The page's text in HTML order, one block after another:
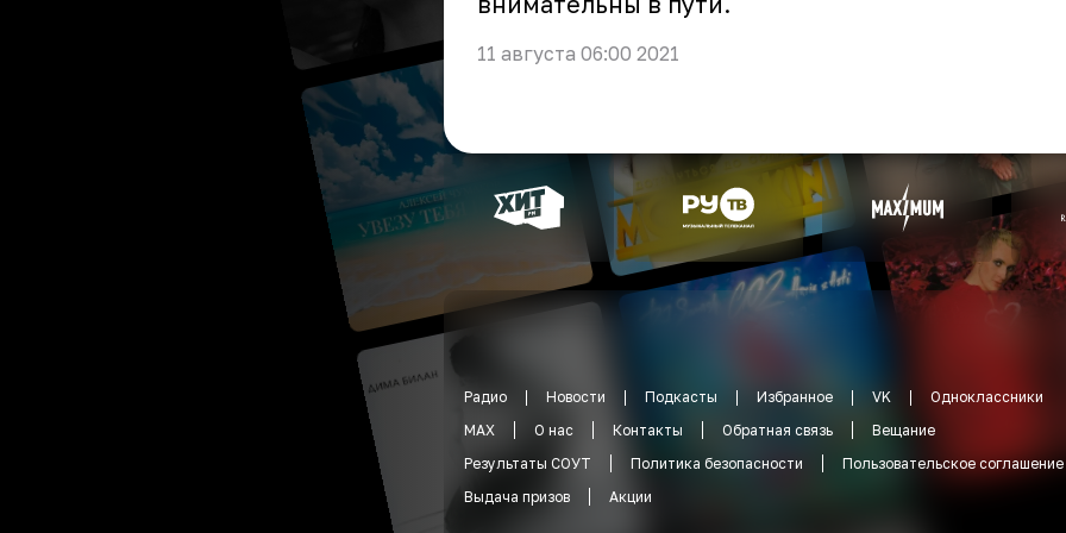
11 августа 06:00 2021
Радио Новости Подкасты Избранное VK
Одноклассники
MAX
О нас Контакты Обратная связь
Вещание
Результаты СОУТ
Политика безопасности
Пользовательское соглашение
Выдача призов
Акции